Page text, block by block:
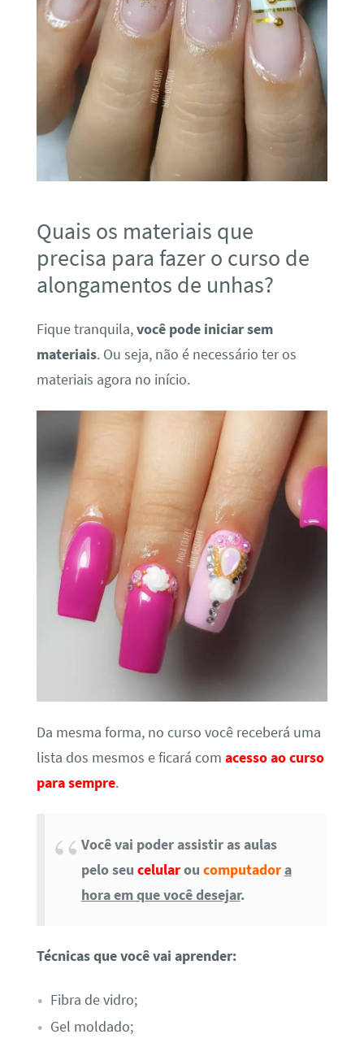
Quais os materiais que
precisa para fazer o curso de
alongamentos de unhas?
Fique tranquila,você pode iniciar sem
materiais. Ou seja, não é necessário ter os
materiais agora no início.
Da mesma forma, no curso você receberá uma
lista dos mesmos e ficará com acesso ao curso
para sempre.
Você vai poder assistir as aulas
pelo seu celularou computador a
hora em que você desejar.
Técnicas que você vai aprender:
Fibra de vidro;
Gel moldado;